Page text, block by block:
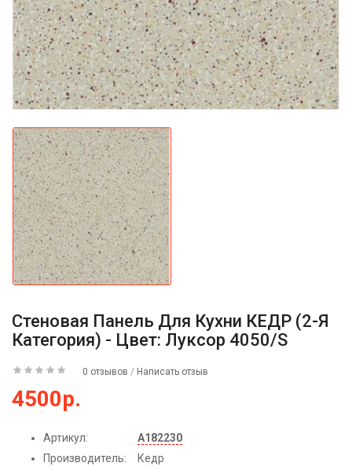
Стеновая Панель Для Кухни КЕДР (2-Я
Категория) - Цвет: Луксор 4050/S
0 отзывов / Написать отзыв
4500р.
Артикул:
А182230
Производитель:
Кедр